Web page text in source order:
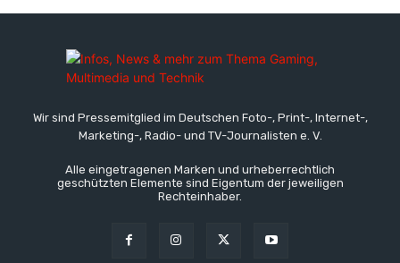
Wir sind Pressemitglied im Deutschen Foto-, Print-, Internet-,
Marketing-, Radio- und TV-Journalisten e. V.
Alle eingetragenen Marken und urheberrechtlich
geschützten Elemente sind Eigentum der jeweiligen
Rechteinhaber.